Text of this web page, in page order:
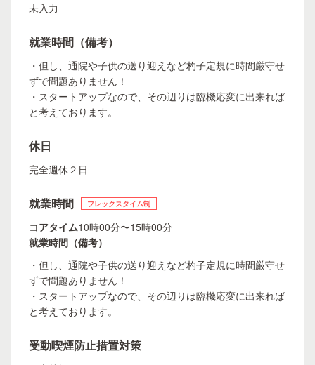
未入力
就業時間（備考）
・但し、通院や子供の送り迎えなど杓子定規に時間厳守せ
ずで問題ありません！
・スタートアップなので、その辺りは臨機応変に出来れば
と考えております。
休日
完全週休２日
就業時間 フレックスタイム制
コアタイム10時00分〜15時00分
就業時間（備考）
・但し、通院や子供の送り迎えなど杓子定規に時間厳守せ
ずで問題ありません！
・スタートアップなので、その辺りは臨機応変に出来れば
と考えております。
受動喫煙防止措置対策